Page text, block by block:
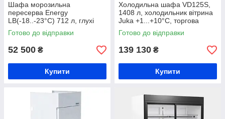
Шафа морозильна
пересерва Energy
LB(-18..-23°С) 712 л, глухі
двері, морозильна шафа під
гастроємності, динамічне
Готово до відправки
52 500 ₴
Купити
Холодильна шафа VD125S,
1408 л, холодильник вітрина
Juka +1...+10°C, торгова
шафа охолоджуюча, шафа
для охолоджених продуктів
Готово до відправки
139 130 ₴
Купити